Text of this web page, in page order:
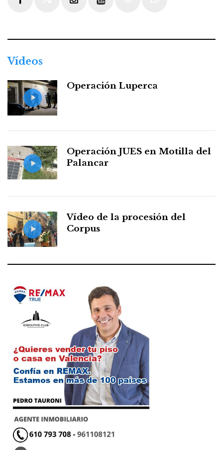
Vídeos
Operación Luperca
Operación JUES en Motilla del
Palancar
Vídeo de la procesión del
Corpus